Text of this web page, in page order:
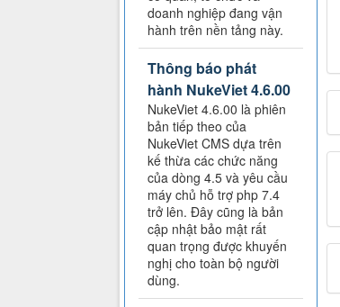
doanh nghiệp đang vận
hành trên nền tảng này.
Thông báo phát
hành NukeViet 4.6.00
NukeViet 4.6.00 là phiên
bản tiếp theo của
NukeViet CMS dựa trên
kế thừa các chức năng
của dòng 4.5 và yêu cầu
máy chủ hỗ trợ php 7.4
trở lên. Đây cũng là bản
cập nhật bảo mật rất
quan trọng được khuyến
nghị cho toàn bộ người
dùng.